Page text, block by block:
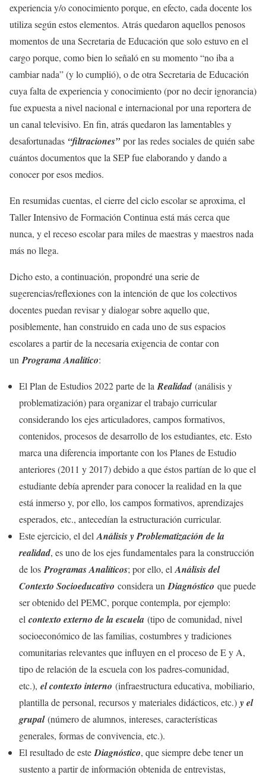
experiencia y/o conocimiento porque, en efecto, cada docente los
utiliza según estos elementos. Atrás quedaron aquellos penosos
momentos de una Secretaria de Educación que solo estuvo en el
cargo porque, como bien lo señaló en su momento “no iba a
cambiar nada” (y lo cumplió), o de otra Secretaria de Educación
cuya falta de experiencia y conocimiento (por no decir ignorancia)
fue expuesta a nivel nacional e internacional por una reportera de
un canal televisivo. En fin, atrás quedaron las lamentables y
desafortunadas “filtraciones”por las redes sociales de quién sabe
cuántos documentos que la SEP fue elaborando y dando a
conocer por esos medios.
En resumidas cuentas, el cierre del ciclo escolar se aproxima, el
Taller Intensivo de Formación Continua está más cerca que
nunca, y el receso escolar para miles de maestras y maestros nada
más no llega.
Dicho esto, a continuación, propondré una serie de
sugerencias/reflexiones con la intención de que los colectivos
docentes puedan revisar y dialogar sobre aquello que,
posiblemente, han construido en cada uno de sus espacios
escolares a partir de la necesaria exigencia de contar con
un Programa Analítico:
El Plan de Estudios 2022 parte de la Realidad(análisis y
problematización) para organizar el trabajo curricular
considerando los ejes articuladores, campos formativos,
contenidos, procesos de desarrollo de los estudiantes, etc. Esto
marca una diferencia importante con los Planes de Estudio
anteriores (2011 y 2017) debido a que éstos partían de lo que el
estudiante debía aprender para conocer la realidad en la que
está inmerso y, por ello, los campos formativos, aprendizajes
esperados, etc., antecedían la estructuración curricular.
Este ejercicio, el del Análisis y Problematización de la
realidad, es uno de los ejes fundamentales para la construcción
de los Programas Analíticos; por ello, el Análisis del
Contexto Socioeducativo considera un Diagnóstico que puede
ser obtenido del PEMC, porque contempla, por ejemplo:
el contexto externo de la escuela (tipo de comunidad, nivel
socioeconómico de las familias, costumbres y tradiciones
comunitarias relevantes que influyen en el proceso de E y A,
tipo de relación de la escuela con los padres-comunidad,
etc.), el contexto interno (infraestructura educativa, mobiliario,
plantilla de personal, recursos y materiales didácticos, etc.) y el
grupal(número de alumnos, intereses, características
generales, formas de convivencia, etc.).
El resultado de este Diagnóstico, que siempre debe tener un
sustento a partir de información obtenida de entrevistas,